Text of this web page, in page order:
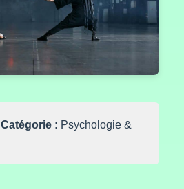
Catégorie : Psychologie &